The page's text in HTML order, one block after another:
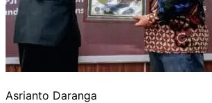
Asrianto Daranga